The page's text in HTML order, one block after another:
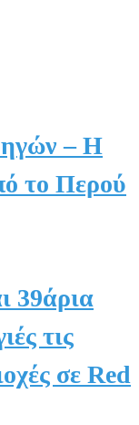
– Η
το Περού
39άρια
τις
σε Red